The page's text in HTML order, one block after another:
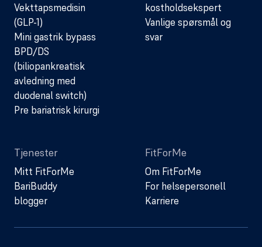
Vekttapsmedisin
(GLP-1)
Mini gastrik bypass
BPD/DS
(biliopankreatisk
avledning med
duodenal switch)
Pre bariatrisk kirurgi
kostholdsekspert
Vanlige spørsmål og
svar
Tjenester
Mitt FitForMe
BariBuddy
blogger
FitForMe
Om FitForMe
For helsepersonell
Karriere